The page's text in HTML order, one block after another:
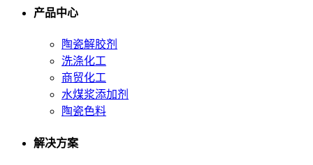
产品中心
陶瓷解胶剂
洗涤化工
商贸化工
水煤浆添加剂
陶瓷色料
解决方案